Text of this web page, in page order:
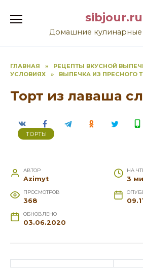
содержанию
sibjour.ru
Домашние кулинарные
ГЛАВНАЯ »
РЕЦЕПТЫ ВКУСНОЙ
УСЛОВИЯХ
» ВЫПЕЧКА ИЗ ПРЕСНОГО
Торт из лаваша
ТОРТЫ
АВТОР
Azimyt
НА
3
ПРОСМОТРОВ
368
ОБНОВЛЕНО
03.06.2020